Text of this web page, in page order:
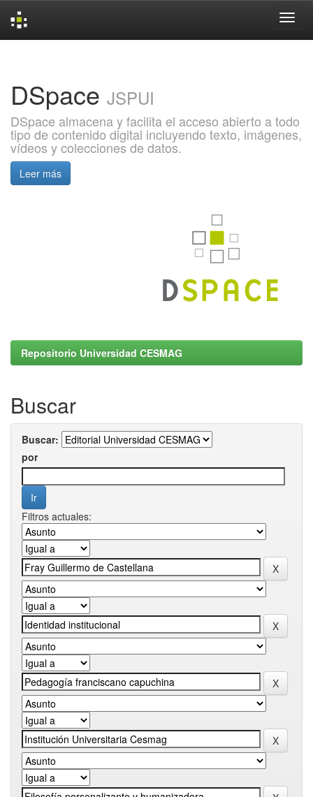
DSpace JSPUI
DSpace almacena y facilita el acceso abierto a todo
tipo de contenido digital incluyendo texto, imágenes,
vídeos y colecciones de datos.
Leer más
Repositorio Universidad CESMAG
Buscar
Buscar:
por
Filtros actuales: